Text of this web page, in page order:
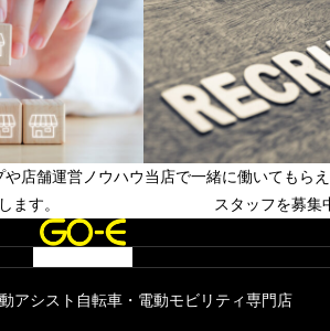
集中
店舗運営ノウハウ
ます。
店長候補、店舗スタッ
当店で一緒に働いてもら
スタッフを募集
アシスト自転車・電動モビリティ専門店